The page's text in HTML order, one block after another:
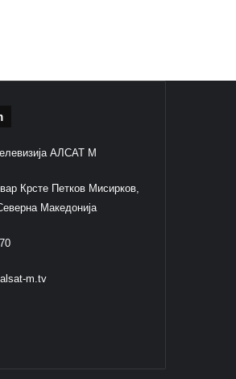
АЛСАТ М
Крсте Петков Мисирков,
Македонија
m.tv